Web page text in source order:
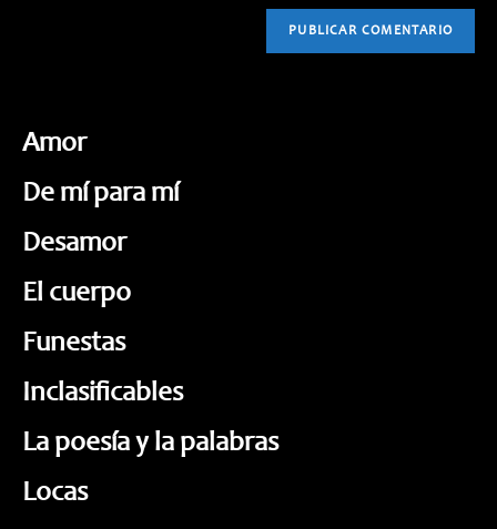
Amor
De mí para mí
Desamor
El cuerpo
Funestas
Inclasificables
La poesía y la palabras
Locas